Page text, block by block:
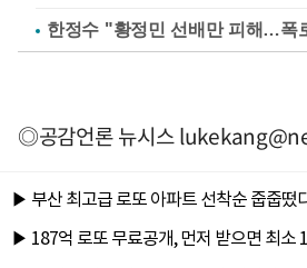
한정수 "황정민 선배만 피해…폭
◎공감언론 뉴시스